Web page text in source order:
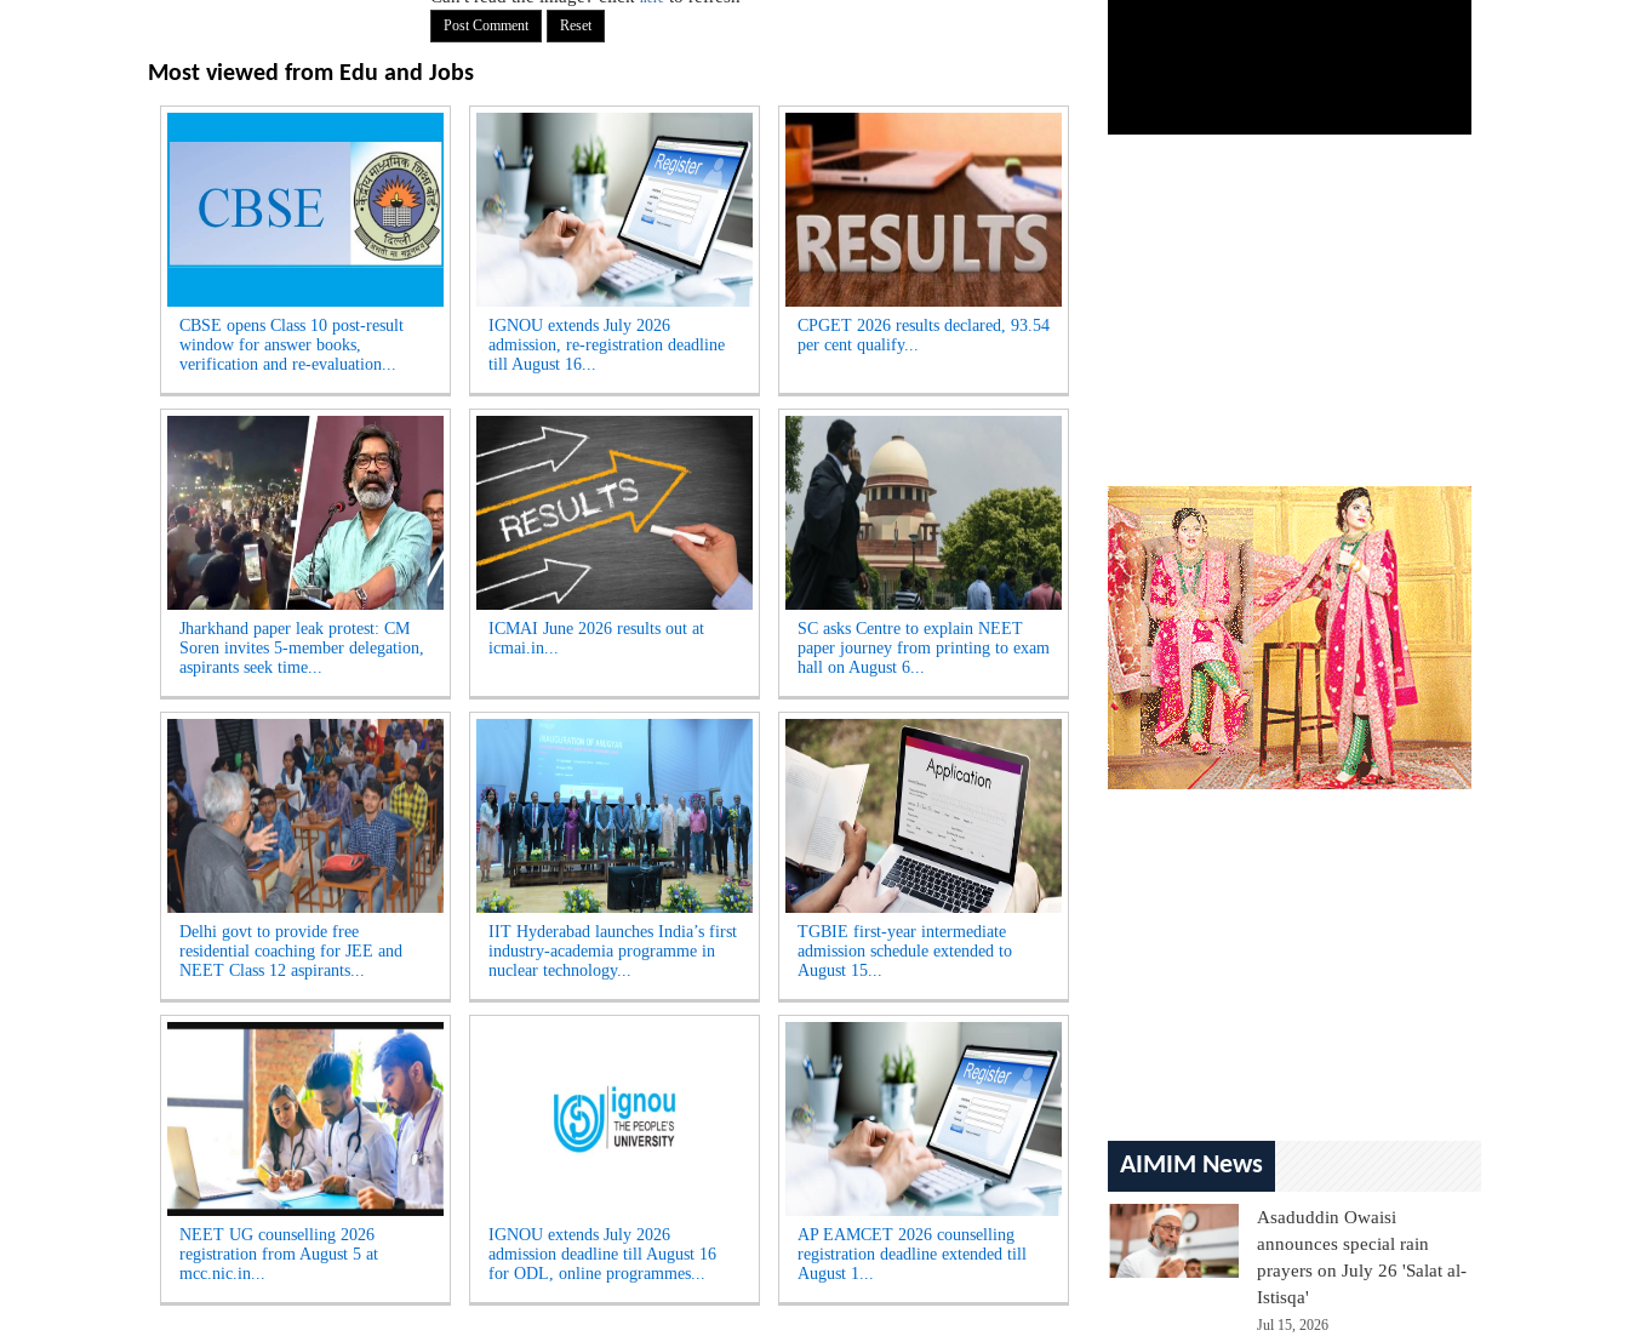
Most viewed from Edu and Jobs
CBSE opens Class 10 post-result
window for answer books,
verification and re-evaluation...
IGNOU extends July 2026
admission, re-registration deadline
till August 16...
CPGET 2026 results declared, 93.54
per cent qualify...
Jharkhand paper leak protest: CM
Soren invites 5-member delegation,
aspirants seek time...
ICMAI June 2026 results out at
icmai.in...
SC asks Centre to explain NEET
paper journey from printing to exam
hall on August 6...
Delhi govt to provide free
residential coaching for JEE and
NEET Class 12 aspirants...
IIT Hyderabad launches India’s first
industry-academia programme in
nuclear technology...
TGBIE first-year intermediate
admission schedule extended to
August 15...
NEET UG counselling 2026
registration from August 5 at
mcc.nic.in...
IGNOU extends July 2026
admission deadline till August 16
for ODL, online programmes...
AP EAMCET 2026 counselling
registration deadline extended till
August 1...
AIMIM News
Asaduddin Owaisi
announces special rain
prayers on July 26 'Salat al-
Istisqa'
Jul 15, 2026